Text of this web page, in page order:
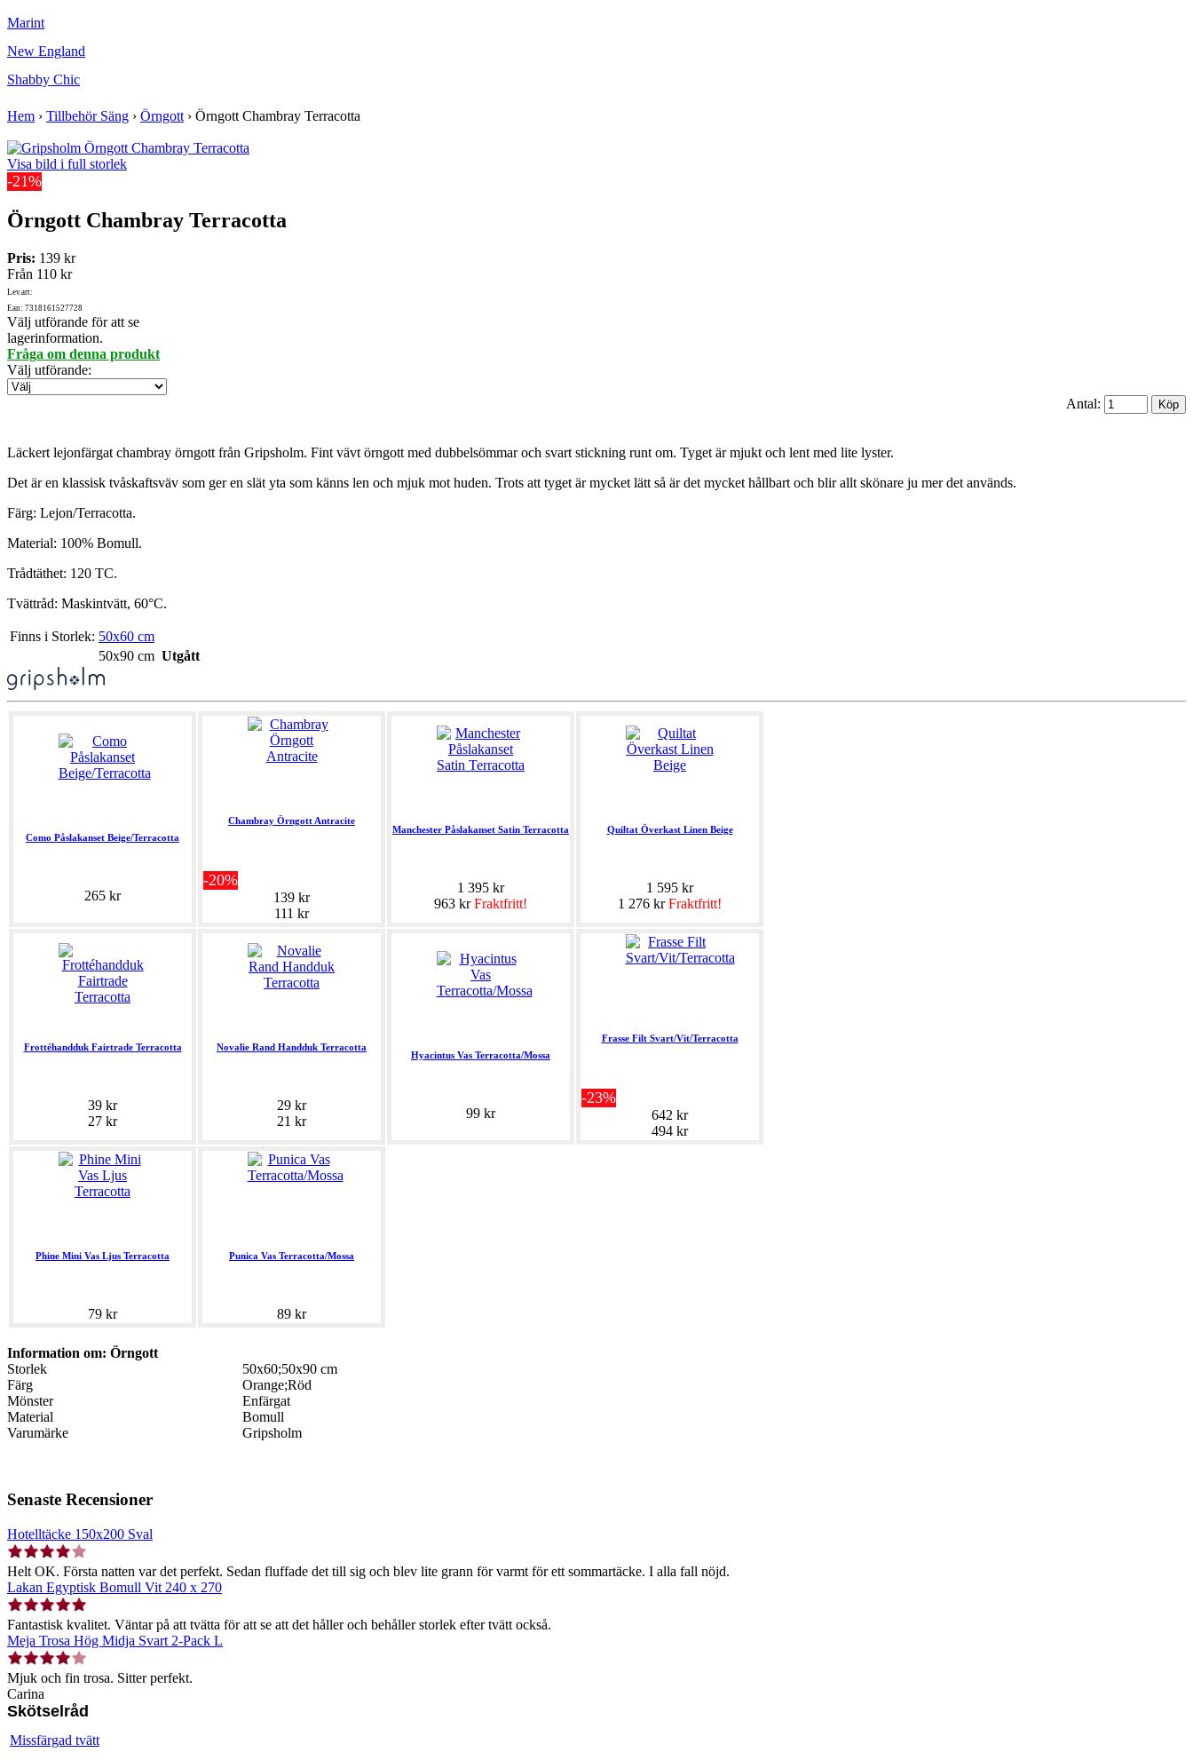
Marint
New England
Shabby Chic
Hem › Tillbehör Säng › Örngott› Örngott Chambray Terracotta
Visa bild i full storlek
-21%
Örngott Chambray Terracotta
Pris: 139 kr
Från 110 kr
Lev.art:
Ean: 7318161527728
Välj utförande för att se
lagerinformation.
Fråga om denna produkt
Välj utförande:
Antal:
Läckert lejonfärgat chambray örngott från Gripsholm. Fint vävt örngott med dubbelsömmar och svart stickning runt om. Tyget är mjukt och lent med lite lyster.
Det är en klassisk tvåskaftsväv som ger en slät yta som känns len och mjuk mot huden. Trots att tyget är mycket lätt så är det mycket hållbart och blir allt skönare ju mer det används.
Färg: Lejon/Terracotta.
Material: 100% Bomull.
Trådtäthet: 120 TC.
Tvättråd: Maskintvätt, 60°C.
Finns i Storlek: 50x60 cm
50x90 cm Utgått
Como Påslakanset Beige/Terracotta
265 kr
Chambray Örngott Antracite
-20%
139 kr
111 kr
Manchester Påslakanset Satin Terracotta
1 395 kr
963 krFraktfritt!
Quiltat Överkast Linen Beige
1 595 kr
1 276 krFraktfritt!
Frottéhandduk Fairtrade Terracotta
39 kr
27 kr
Novalie Rand Handduk Terracotta
29 kr
21 kr
Hyacintus Vas Terracotta/Mossa
99 kr
Frasse Filt Svart/Vit/Terracotta
-23%
642 kr
494 kr
Phine Mini Vas Ljus Terracotta
79 kr
Punica Vas Terracotta/Mossa
89 kr
Information om: Örngott
Storlek
50x60;50x90 cm
Färg
Orange;Röd
Mönster
Enfärgat
Material
Bomull
Varumärke
Gripsholm
Senaste Recensioner
Hotelltäcke 150x200 Sval
Helt OK. Första natten var det perfekt. Sedan fluffade det till sig och blev lite grann för varmt för ett sommartäcke. I alla fall nöjd.
Lakan Egyptisk Bomull Vit 240 x 270
Fantastisk kvalitet. Väntar på att tvätta för att se att det håller och behåller storlek efter tvätt också.
Meja Trosa Hög Midja Svart 2-Pack L
Mjuk och fin trosa. Sitter perfekt.
Carina
Skötselråd
Missfärgad tvätt